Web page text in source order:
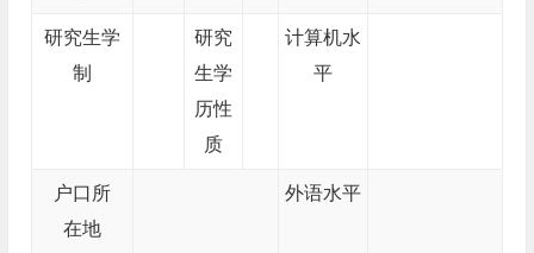
研究生学
制
研究
生学
历性
质
计算机水
平
户口所
在地
外语水平